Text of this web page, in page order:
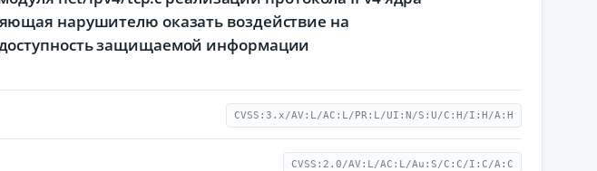
нарушителю оказать воздействие на
защищаемой информации
CVSS:3.x/AV:L/AC:L/PR:L/UI:N/S:U/C:H/I:H/A:H
CVSS:2.0/AV:L/AC:L/Au:S/C:C/I:C/A:C